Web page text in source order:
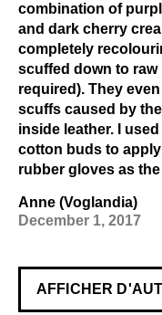
combination of
and dark cherry
completely
scuffed down to raw
required). They
scuffs caused by
inside leather. I
cotton buds to
rubber gloves as
Anne (Voglandia)
December 1, 2017
AFFICHER